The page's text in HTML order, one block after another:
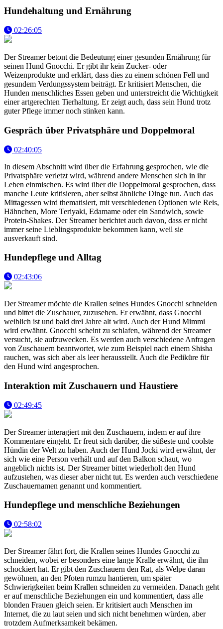
Hundehaltung und Ernährung
02:26:05
Der Streamer betont die Bedeutung einer gesunden Ernährung für
seinen Hund Gnocchi. Er gibt ihr kein Zucker- oder
Weizenprodukte und erklärt, dass dies zu einem schönen Fell und
gesundem Verdungssystem beiträgt. Er kritisiert Menschen, die
Hunden menschliches Essen geben und unterstreicht die Wichtigkeit
einer artgerechten Tierhaltung. Er zeigt auch, dass sein Hund trotz
guter Pflege immer noch stinken kann.
Gespräch über Privatsphäre und Doppelmoral
02:40:05
In diesem Abschnitt wird über die Erfahrung gesprochen, wie die
Privatsphäre verletzt wird, während andere Menschen sich in ihr
Leben einmischen. Es wird über die Doppelmoral gesprochen, dass
manche Leute kritisieren, aber selbst ähnliche Dinge tun. Auch das
Mittagessen wird thematisiert, mit verschiedenen Optionen wie Reis,
Hähnchen, More Teriyaki, Edamame oder ein Sandwich, sowie
Protein-Shakes. Der Streamer berichtet auch davon, dass er nicht
immer seine Lieblingsprodukte bekommen kann, weil sie
ausverkauft sind.
Hundepflege und Alltag
02:43:06
Der Streamer möchte die Krallen seines Hundes Gnocchi schneiden
und bittet die Zuschauer, zuzusehen. Er erwähnt, dass Gnocchi
weiblich ist und bald drei Jahre alt wird. Auch der Hund Mimmi
wird erwähnt. Gnocchi scheint zu schlafen, während der Streamer
versucht, sie aufzuwecken. Es werden auch verschiedene Anfragen
von Zuschauern beantwortet, wie zum Beispiel nach einem Shisha
rauchen, was sich aber als leer herausstellt. Auch die Pediküre für
den Hund wird angesprochen.
Interaktion mit Zuschauern und Haustiere
02:49:45
Der Streamer interagiert mit den Zuschauern, indem er auf ihre
Kommentare eingeht. Er freut sich darüber, die süßeste und coolste
Hündin der Welt zu haben. Auch der Hund Jocki wird erwähnt, der
sich wie eine Person verhält und auf den Balkon schaut, wo
angeblich nichts ist. Der Streamer bittet wiederholt den Hund
aufzustehen, was dieser aber nicht tut. Es werden auch verschiedene
Zuschauernamen genannt und kommentiert.
Hundepflege und menschliche Beziehungen
02:58:02
Der Streamer fährt fort, die Krallen seines Hundes Gnocchi zu
schneiden, wobei er besonders eine lange Kralle erwähnt, die ihn
schockiert hat. Er gibt den Zuschauern den Rat, als Welpe daran
gewöhnen, an den Pfoten rumzu hantieren, um später
Schwierigkeiten beim Krallen schneiden zu vermeiden. Danach geht
er auf menschliche Beziehungen ein und kommentiert, dass alle
blonden Frauen gleich seien. Er kritisiert auch Menschen im
Internet, die zu laut seien und sich nicht benehmen würden, aber
trotzdem Aufmerksamkeit bekämen.